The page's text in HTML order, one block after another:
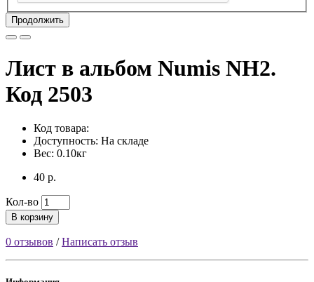
Продолжить
Лист в альбом Numis NH2.
Код 2503
Код товара:
Доступность: На складе
Вес: 0.10кг
40 р.
Кол-во
В корзину
0 отзывов /Написать отзыв